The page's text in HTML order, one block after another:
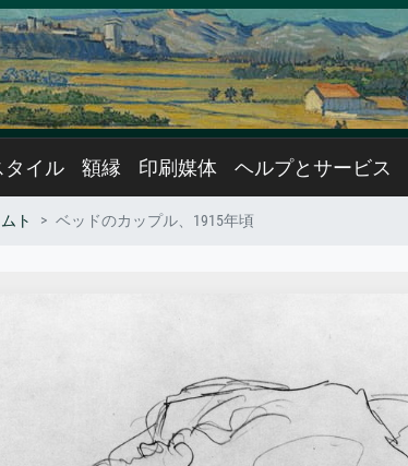
タイル 額縁 印刷媒体 ヘルプとサービス
ト ベッドのカップル、1915年頃